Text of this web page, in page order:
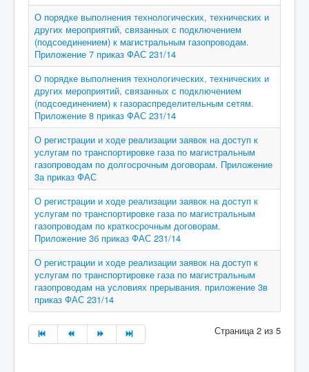
О порядке выполнения технологических, технических и
других мероприятий, связанных с подключением
(подсоединением) к магистральным газопроводам.
Приложение 7 приказ ФАС 231/14
О порядке выполнения технологических, технических и
других мероприятий, связанных с подключением
(подсоединением) к газораспределительным сетям.
Приложение 8 приказ ФАС 231/14
О регистрации и ходе реализации заявок на доступ к
услугам по транспортировке газа по магистральным
газопроводам по долгосрочным договорам. Приложение
3а приказ ФАС
О регистрации и ходе реализации заявок на доступ к
услугам по транспортировке газа по магистральным
газопроводам по краткосрочным договорам.
Приложение 3б приказ ФАС 231/14
О регистрации и ходе реализации заявок на доступ к
услугам по транспортировке газа по магистральным
газопроводам на условиях прерывания. приложение 3в
приказ ФАС 231/14
Страница 2 из 5